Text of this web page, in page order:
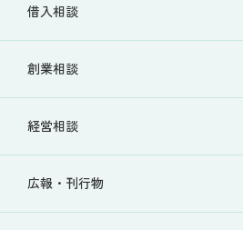
借入相談
創業相談
経営相談
広報・刊行物